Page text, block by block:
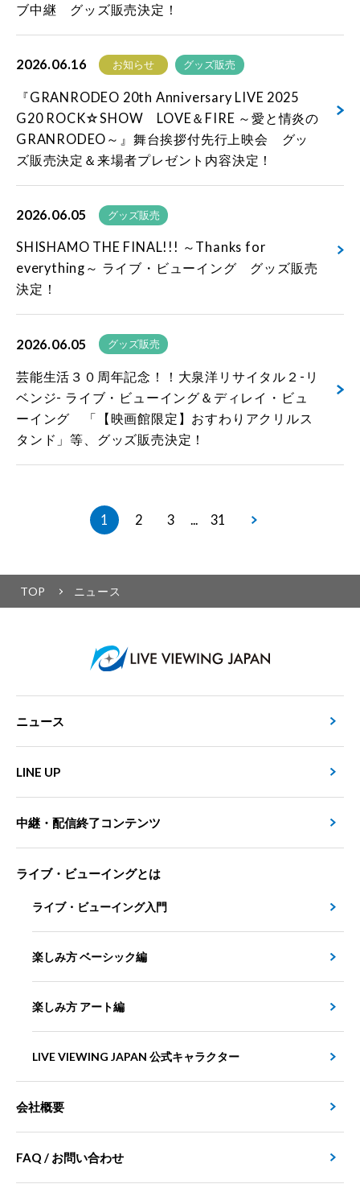
ブ中継 グッズ販売決定！
2026.06.16 お知らせ グッズ販売
『GRANRODEO 20th Anniversary LIVE 2025
G20 ROCK☆SHOW LOVE＆FIRE ～愛と情炎の
GRANRODEO～』舞台挨拶付先行上映会 グッ
ズ販売決定＆来場者プレゼント内容決定！
2026.06.05 グッズ販売
SHISHAMO THE FINAL!!! ～Thanks for
everything～ ライブ・ビューイング グッズ販売
決定！
2026.06.05 グッズ販売
芸能生活３０周年記念！！大泉洋リサイタル２-リ
ベンジ- ライブ・ビューイング＆ディレイ・ビュ
ーイング 「【映画館限定】おすわりアクリルス
タンド」等、グッズ販売決定！
1 2 3 ... 31
TOP ニュース
ニュース
LINE UP
中継・配信終了コンテンツ
ライブ・ビューイングとは
ライブ・ビューイング入門
楽しみ方 ベーシック編
楽しみ方 アート編
LIVE VIEWING JAPAN 公式キャラクター
会社概要
FAQ / お問い合わせ